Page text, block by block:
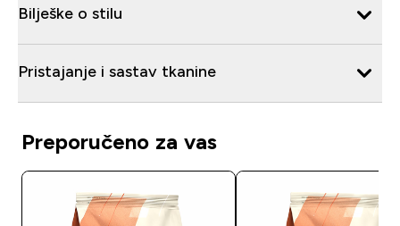
Bilješke o stilu
Pristajanje i sastav tkanine
Preporučeno za vas